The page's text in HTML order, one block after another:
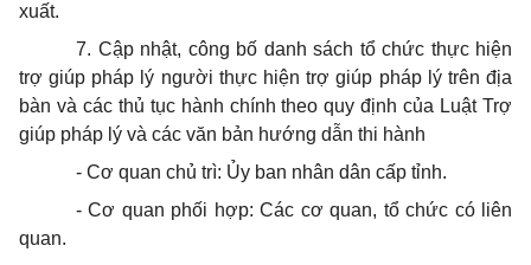
xuất.
7. Cập nhật, công bố danh sách tổ chức thực hiện
trợ giúp pháp lý người thực hiện trợ giúp pháp lý trên địa
bàn và các thủ tục hành chính theo quy định của Luật Trợ
giúp pháp lý và các văn bản hướng dẫn thi hành
- Cơ quan chủ trì: Ủy ban nhân dân cấp tỉnh.
- Cơ quan phối hợp: Các cơ quan, tổ chức có liên
quan.